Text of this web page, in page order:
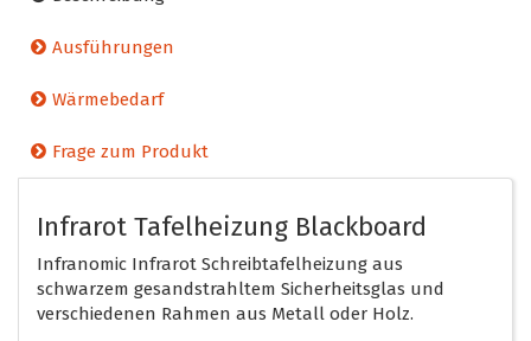
Ausführungen
Wärmebedarf
Frage zum Produkt
Infrarot Tafelheizung Blackboard
Infranomic Infrarot Schreibtafelheizung aus
schwarzem gesandstrahltem Sicherheitsglas und
verschiedenen Rahmen aus Metall oder Holz.